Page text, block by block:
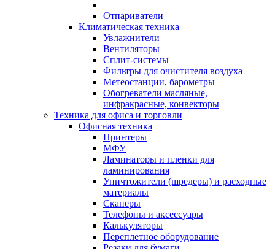
Отпариватели
Климатическая техника
Увлажнители
Вентиляторы
Сплит-системы
Фильтры для очистителя воздуха
Метеостанции, барометры
Обогреватели масляные,
инфракрасные, конвекторы
Техника для офиса и торговли
Офисная техника
Принтеры
МФУ
Ламинаторы и пленки для
ламинирования
Уничтожители (шредеры) и расходные
материалы
Сканеры
Телефоны и аксессуары
Калькуляторы
Переплетное оборудование